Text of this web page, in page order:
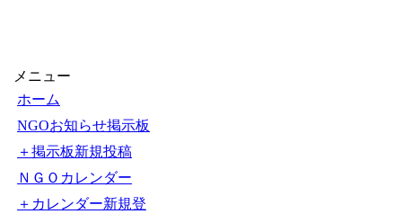
メニュー
ホーム
NGOお知らせ掲示板
＋掲示板新規投稿
ＮＧＯカレンダー
＋カレンダー新規登